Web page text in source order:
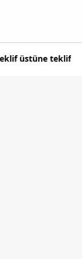
Uygur'dan yeni